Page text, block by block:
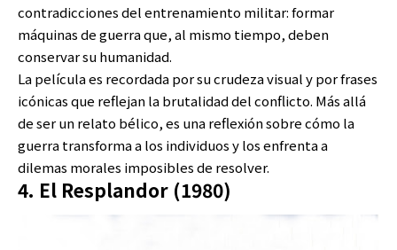
contradicciones del entrenamiento militar: formar
máquinas de guerra que, al mismo tiempo, deben
conservar su humanidad.
La película es recordada por su crudeza visual y por frases
icónicas que reflejan la brutalidad del conflicto. Más allá
de ser un relato bélico, es una reflexión sobre cómo la
guerra transforma a los individuos y los enfrenta a
dilemas morales imposibles de resolver.
4. El Resplandor (1980)